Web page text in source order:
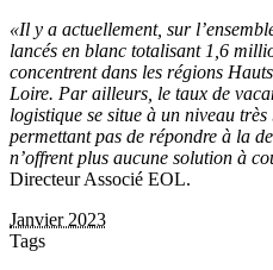
«Il y a actuellement, sur
lancés en blanc totalisant 1,6
concentrent dans les régions
Loire. Par ailleurs, le taux de
logistique se situe à un niveau
permettant pas de répondre à la
n’offrent plus aucune solution à
Directeur Associé EOL.
Janvier 2023
Tags